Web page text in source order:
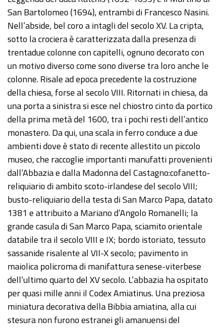
San Bartolomeo (1694), entrambi di Francesco Nasini.
Nell’abside, bel coro a intagli del secolo XV. La cripta,
sotto la crociera è caratterizzata dalla presenza di
trentadue colonne con capitelli, ognuno decorato con
un motivo diverso come sono diverse tra loro anche le
colonne. Risale ad epoca precedente la costruzione
della chiesa, forse al secolo VIII. Ritornati in chiesa, da
una porta a sinistra si esce nel chiostro cinto da portico
della prima metà del 1600, tra i pochi resti dell’antico
monastero. Da qui, una scala in ferro conduce a due
ambienti dove è stato di recente allestito un piccolo
museo, che raccoglie importanti manufatti provenienti
dall’Abbazia e dalla Madonna del Castagno:cofanetto-
reliquiario di ambito scoto-irlandese del secolo VIII;
busto-reliquiario della testa di San Marco Papa, datato
1381 e attribuito a Mariano d’Angolo Romanelli; la
grande casula di San Marco Papa, sciamito orientale
databile tra il secolo VIII e IX; bordo istoriato, tessuto
sassanide risalente al VII-X secolo; pavimento in
maiolica policroma di manifattura senese-viterbese
dell’ultimo quarto del XV secolo. L’abbazia ha ospitato
per quasi mille anni il Codex Amiatinus. Una preziosa
miniatura decorativa della Bibbia amiatina, alla cui
stesura non furono estranei gli amanuensi del